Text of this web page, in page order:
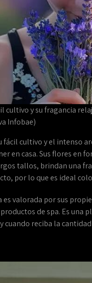
cultivo y su fragancia
Infobae)
fácil cultivo y el intenso
en casa. Sus flores en
tallos, brindan una
por lo que es ideal
es valorada por sus
de spa. Es
cuando reciba la